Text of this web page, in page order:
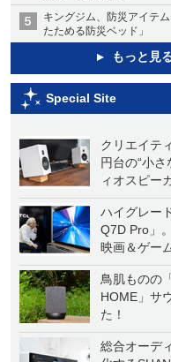
キングジム、防災アイテ
たためる防災ベッド」
もっと見
Special Site
クリエイテ
円台の“小
ィオスピー
ハイグレー
Q7D Pro」
映画＆ゲー
鳥肌ものの
HOME」サ
た！
総合オーデ